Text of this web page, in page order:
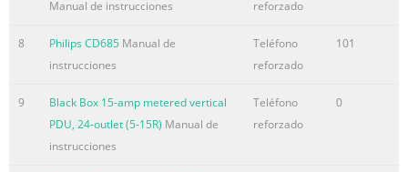
Manual de instrucciones
reforzado
8 Philips CD685 Manual de
instrucciones
Teléfono
reforzado
101
9
Black Box 15-amp metered vertical
PDU, 24-outlet (5-15R) Manual de
instrucciones
Teléfono
reforzado
0